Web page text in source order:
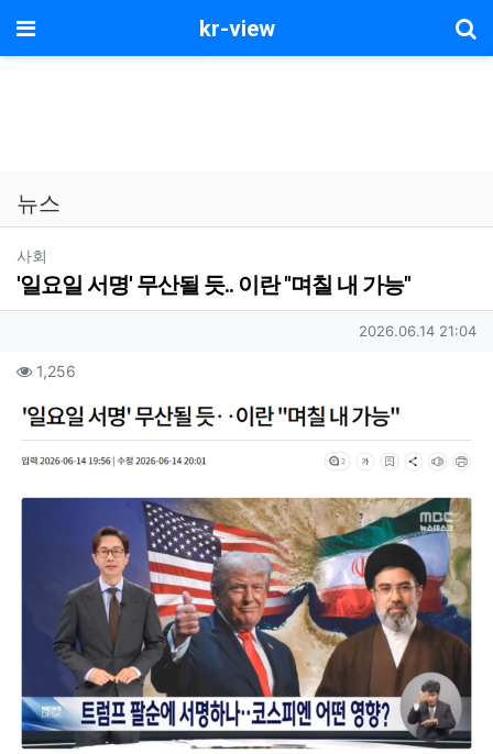
메뉴 kr-view
뉴스
사회
'일요일 서명' 무산될 듯.. 이란 "며칠 내 가능"
작성일
2026.06.14 21:04
컨텐츠 정보
1,256
본문